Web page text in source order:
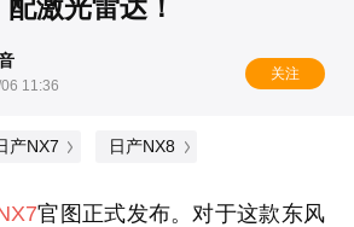
激光雷达！
11:36
关注
产NX7 日产NX8
官图正式发布。对于这款东风